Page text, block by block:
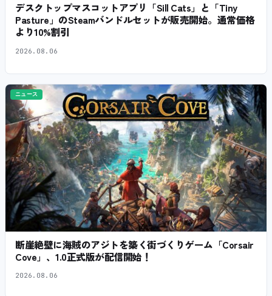
デスクトップマスコットアプリ「Sill Cats」と「Tiny
Pasture」のSteamバンドルセットが販売開始。通常価格
より10%割引
2026.08.06
ニュース
断崖絶壁に海賊のアジトを築く街づくりゲーム「Corsair
Cove」、1.0正式版が配信開始！
2026.08.06